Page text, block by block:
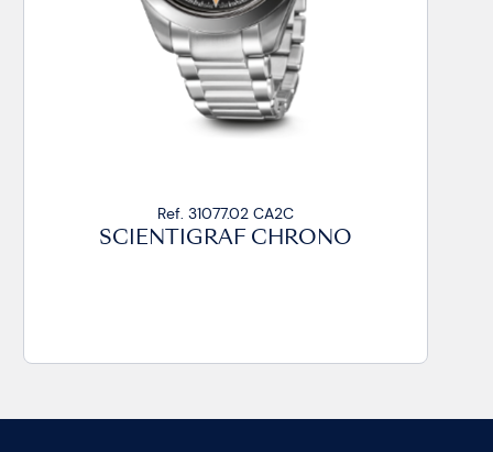
Ref. 31077.02 CA2C
SCIENTIGRAF CHRONO